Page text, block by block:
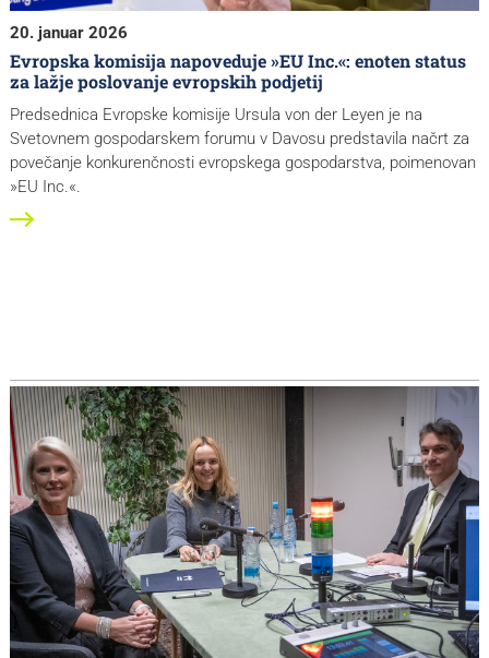
20. januar 2026
Evropska komisija napoveduje »EU Inc.«: enoten status
za lažje poslovanje evropskih podjetij
Predsednica Evropske komisije Ursula von der Leyen je na
Svetovnem gospodarskem forumu v Davosu predstavila načrt za
povečanje konkurenčnosti evropskega gospodarstva, poimenovan
»EU Inc.«.